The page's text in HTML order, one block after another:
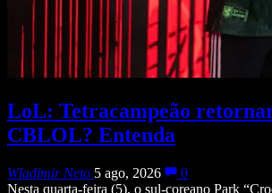
LoL: Tetracampeão
CBLOL? Entenda
Wladimir Neto 5 ago, 2026
0
Nesta quarta-feira (5), o sul-coreano Park